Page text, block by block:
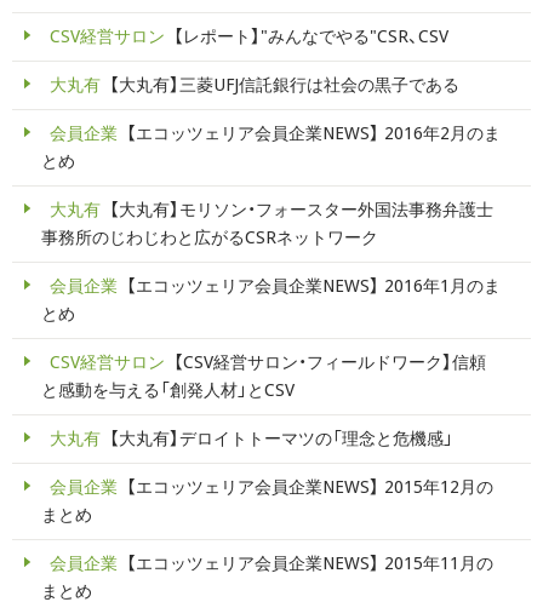
CSV経営サロン 【レポート】"みんなでやる"CSR、CSV
大丸有 【大丸有】三菱UFJ信託銀行は社会の黒子である
会員企業
【エコッツェリア会員企業NEWS】 2016年2月のま
とめ
大丸有
【大丸有】モリソン・フォースター外国法事務弁護士
事務所のじわじわと広がるCSRネットワーク
会員企業
【エコッツェリア会員企業NEWS】 2016年1月のま
とめ
CSV経営サロン
【CSV経営サロン・フィールドワーク】信頼
と感動を与える「創発人材」とCSV
大丸有 【大丸有】デロイトトーマツの「理念と危機感」
会員企業
【エコッツェリア会員企業NEWS】 2015年12月の
まとめ
会員企業
【エコッツェリア会員企業NEWS】 2015年11月の
まとめ